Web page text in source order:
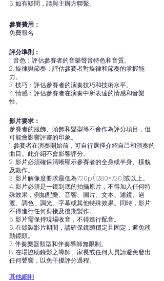
5. 如有疑問，請與主辦方聯繫。
參賽費用：
免費報名
評分準則：
1. 音色：評估參賽者的音樂聲音特色和音質。
2. 旋律與節奏：評估參賽者對旋律和節奏的掌握能
力。
3. 技巧：評估參賽者的演奏技巧和技術水平。
4. 情感：評估參賽者在演奏中所表達的情感和音樂
性。
影片要求：
參賽者的服飾、頭飾和髮型等不會作為評分項目，但
可能會影響評審的印象。
1. 參賽者在演奏開始前，可自行選擇介紹自己和演奏的
曲目。此介紹不會影響評分。
2. 影片必須確保清晰顯示參賽者的全身或半身、樣貌
及動作。
3. 影片解像度要求最低為720p (1280×720)或以上。
4. 影片必須是一鏡到底的拍攝原片，不得加入任何特
殊效果，例如配樂、音響、圖片、文本、濾鏡、過
渡、調色、調光、字幕或其他特殊效果。同時，影片
不得進行任何剪接及後期製作。
5. 影片需保持現場收音，不得進行配音。
6. 在錄製影片期間，請確保鏡頭穩定且固定，避免移
動鏡頭。
7. 伴奏樂器類型和伴奏導師無限制。
8. 在場協助錄影之導師、家長或任何人員請避免發出
任何聲響，以免干擾評分過程。
其他細則